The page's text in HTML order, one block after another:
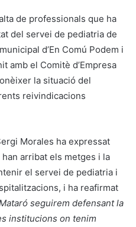
de professionals que ha
del servei de pediatria de
d’En Comú Podem i
amb el Comitè d’Empresa
la situació del
reivindicacions
Morales ha expressat
han arribat els metges i la
el servei de pediatria i
i ha reafirmat
seguirem defensant la
institucions on tenim